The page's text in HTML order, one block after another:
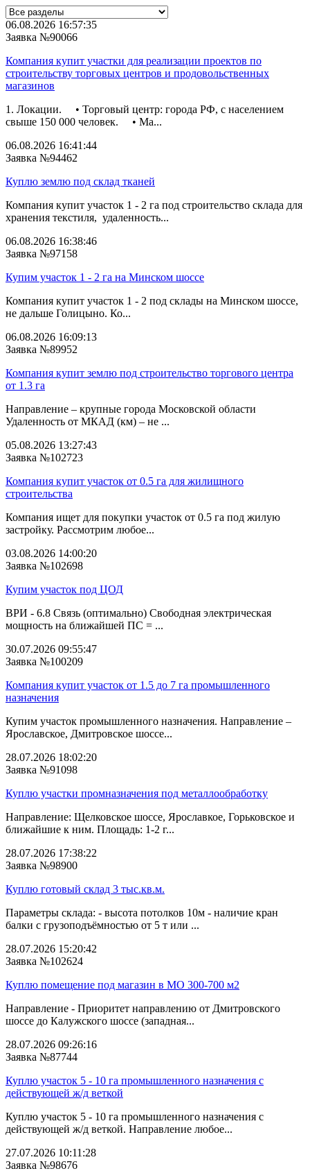
06.08.2026 16:57:35
Заявка №90066
Компания купит участки для реализации проектов по
строительству торговых центров и продовольственных
магазинов
1. Локации. • Торговый центр: города РФ, с населением
свыше 150 000 человек. • Ма...
06.08.2026 16:41:44
Заявка №94462
Куплю землю под склад тканей
Компания купит участок 1 - 2 га под строительство склада для
хранения текстиля, удаленность...
06.08.2026 16:38:46
Заявка №97158
Купим участок 1 - 2 га на Минском шоссе
Компания купит участок 1 - 2 под склады на Минском шоссе,
не дальше Голицыно. Ко...
06.08.2026 16:09:13
Заявка №89952
Компания купит землю под строительство торгового центра
от 1.3 га
Направление – крупные города Московской области
Удаленность от МКАД (км) – не ...
05.08.2026 13:27:43
Заявка №102723
Компания купит участок от 0.5 га для жилищного
строительства
Компания ищет для покупки участок от 0.5 га под жилую
застройку. Рассмотрим любое...
03.08.2026 14:00:20
Заявка №102698
Купим участок под ЦОД
ВРИ - 6.8 Связь (оптимально) Свободная электрическая
мощность на ближайшей ПС = ...
30.07.2026 09:55:47
Заявка №100209
Компания купит участок от 1.5 до 7 га промышленного
назначения
Купим участок промышленного назначения. Направление –
Ярославское, Дмитровское шоссе...
28.07.2026 18:02:20
Заявка №91098
Куплю участки промназначения под металлообработку
Направление: Щелковское шоссе, Ярославкое, Горьковское и
ближайшие к ним. Площадь: 1-2 г...
28.07.2026 17:38:22
Заявка №98900
Куплю готовый склад 3 тыс.кв.м.
Параметры склада: - высота потолков 10м - наличие кран
балки с грузоподъёмностью от 5 т или ...
28.07.2026 15:20:42
Заявка №102624
Куплю помещение под магазин в МО 300-700 м2
Направление - Приоритет направлению от Дмитровского
шоссе до Калужского шоссе (западная...
28.07.2026 09:26:16
Заявка №87744
Куплю участок 5 - 10 га промышленного назначения с
действующей ж/д веткой
Куплю участок 5 - 10 га промышленного назначения с
действующей ж/д веткой. Направление любое...
27.07.2026 10:11:28
Заявка №98676